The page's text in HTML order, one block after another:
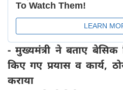
- मुख्यमंत्री ने बताए बेसिक
किए गए प्रयास व कार्य,
कराया